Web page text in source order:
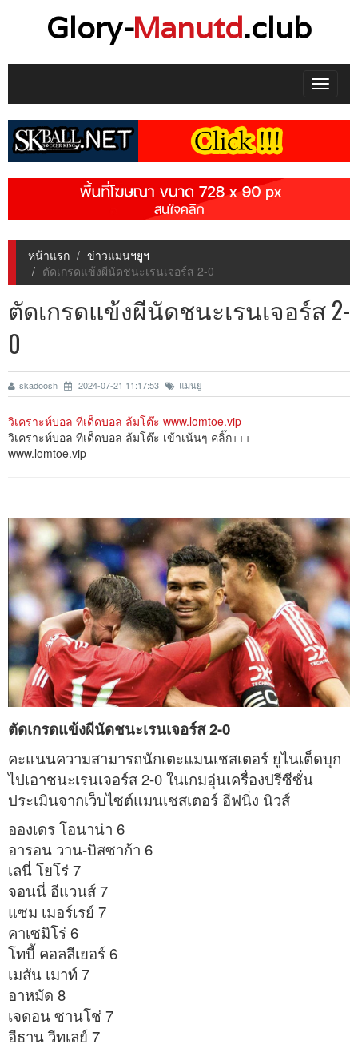
Glory-Manutd.club
Toggle
หน้าแรก
ข่าวแมนฯยูฯ
ตัดเกรดแข้งผีนัดชนะเรนเจอร์ส 2-0
ตัดเกรดแข้งผีนัดชนะเรนเจอร์ส 2-
0
skadoosh 2024-07-21 11:17:53 แมนยู
วิเคราะห์บอล ทีเด็ดบอล ล้มโต๊ะ www.lomtoe.vip
วิเคราะห์บอล ทีเด็ดบอล ล้มโต๊ะ เข้าเน้นๆ คลิ๊ก+++
www.lomtoe.vip
ตัดเกรดแข้งผีนัดชนะเรนเจอร์ส 2-0
คะแนนความสามารถนักเตะแมนเชสเตอร์ ยูไนเต็ดบุก
ไปเอาชนะเรนเจอร์ส 2-0 ในเกมอุ่นเครื่องปรีซีซั่น
ประเมินจากเว็บไซต์แมนเชสเตอร์ อีฟนิ่ง นิวส์
อองเดร โอนาน่า 6
อารอน วาน-บิสซาก้า 6
เลนี่ โยโร่ 7
จอนนี่ อีแวนส์ 7
แซม เมอร์เรย์ 7
คาเซมิโร่ 6
โทบี้ คอลลีเยอร์ 6
เมสัน เมาท์ 7
อาหมัด 8
เจดอน ซานโช่ 7
อีธาน วีทเลย์ 7